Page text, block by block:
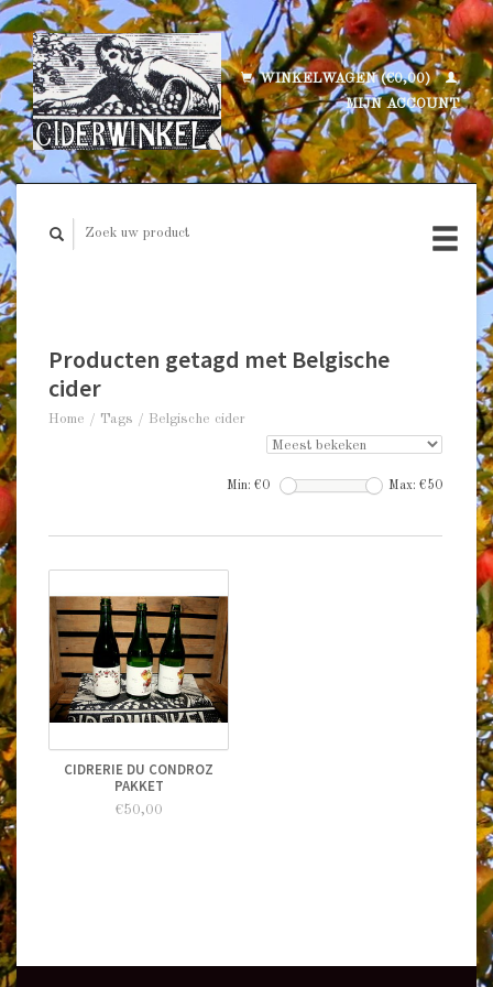
WINKELWAGEN (€0,00)
MIJN ACCOUNT
Producten getagd met Belgische
cider
Home / Tags / Belgische cider
Min: €0 Max: €50
CIDRERIE DU CONDROZ
PAKKET
€50,00